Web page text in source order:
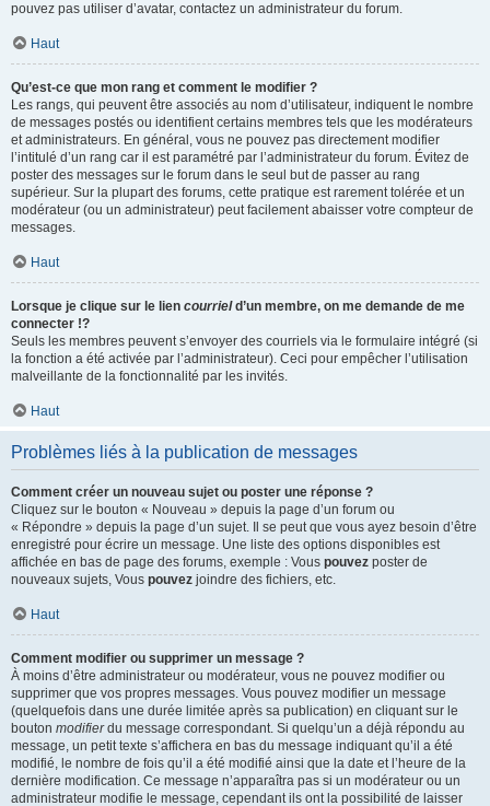
pouvez pas utiliser d’avatar, contactez un administrateur du forum.
Haut
Qu’est-ce que mon rang et comment le modifier ?
Les rangs, qui peuvent être associés au nom d’utilisateur, indiquent le nombre
de messages postés ou identifient certains membres tels que les modérateurs
et administrateurs. En général, vous ne pouvez pas directement modifier
l’intitulé d’un rang car il est paramétré par l’administrateur du forum. Évitez de
poster des messages sur le forum dans le seul but de passer au rang
supérieur. Sur la plupart des forums, cette pratique est rarement tolérée et un
modérateur (ou un administrateur) peut facilement abaisser votre compteur de
messages.
Haut
Lorsque je clique sur le lien courrield’un membre, on me demande de me
connecter !?
Seuls les membres peuvent s’envoyer des courriels via le formulaire intégré (si
la fonction a été activée par l’administrateur). Ceci pour empêcher l’utilisation
malveillante de la fonctionnalité par les invités.
Haut
Problèmes liés à la publication de messages
Comment créer un nouveau sujet ou poster une réponse ?
Cliquez sur le bouton « Nouveau » depuis la page d’un forum ou
« Répondre » depuis la page d’un sujet. Il se peut que vous ayez besoin d’être
enregistré pour écrire un message. Une liste des options disponibles est
affichée en bas de page des forums, exemple : Vous pouvez poster de
nouveaux sujets, Vous pouvez joindre des fichiers, etc.
Haut
Comment modifier ou supprimer un message ?
À moins d’être administrateur ou modérateur, vous ne pouvez modifier ou
supprimer que vos propres messages. Vous pouvez modifier un message
(quelquefois dans une durée limitée après sa publication) en cliquant sur le
bouton modifierdu message correspondant. Si quelqu’un a déjà répondu au
message, un petit texte s’affichera en bas du message indiquant qu’il a été
modifié, le nombre de fois qu’il a été modifié ainsi que la date et l’heure de la
dernière modification. Ce message n’apparaîtra pas si un modérateur ou un
administrateur modifie le message, cependant ils ont la possibilité de laisser